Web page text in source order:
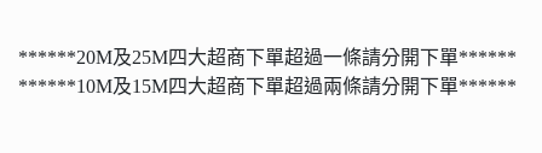
******20M及25M四大超商下單超過一條請分開下單******
******10M及15M四大超商下單超過兩條請分開下單******